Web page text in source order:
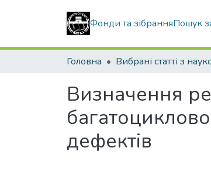
Фонди та зібранняПошук
Головна
Визначення
дефектів